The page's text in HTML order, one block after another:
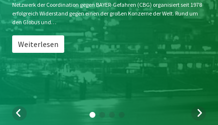
SPENDEN
Netzwerk der Coordination gegen BAYER-Gefahren (CBG) organisiert seit 1978
erfolgreich Widerstand gegen einen der großen Konzerne der Welt. Rund um
den Globus und…
Weiterlesen